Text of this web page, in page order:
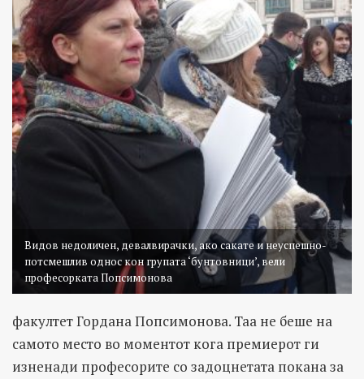
Видов недоличен, девалвирачки, ако сакате и неуспешно-
потсмешлив однос кон групата ‘бунтовници’, вели
професорката Попсимонова
факултет Гордана Попсимонова. Таа не беше на
самото место во моментот кога премиерот ги
изненади професорите со задоцнетата покана за